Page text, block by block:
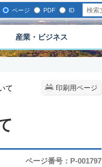
ページ PDF ID
産業・ビジネス
印刷用ページ
て
ページ番号：P-001797